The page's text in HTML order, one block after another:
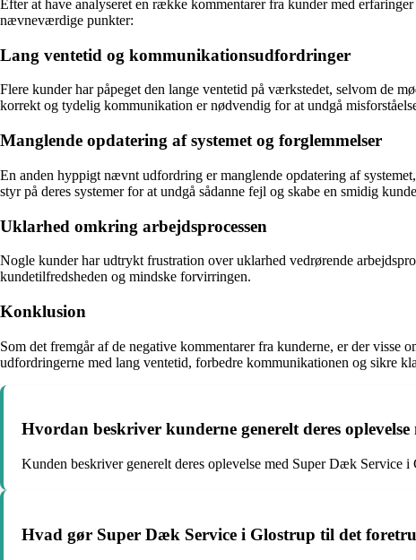
Efter at have analyseret en række kommentarer fra kunder med
nævneværdige punkter:
Lang ventetid og kommunikationsudfordringer
Flere kunder har påpeget den lange ventetid på værkstedet, selvom de
korrekt og tydelig kommunikation er nødvendig for at undgå
Manglende opdatering af systemet og forglemmelser
En anden hyppigt nævnt udfordring er manglende opdatering af
styr på deres systemer for at undgå sådanne fejl og skabe en smidig
Uklarhed omkring arbejdsprocessen
Nogle kunder har udtrykt frustration over uklarhed vedrørende
kundetilfredsheden og mindske forvirringen.
Konklusion
Som det fremgår af de negative kommentarer fra kunderne, er der visse
udfordringerne med lang ventetid, forbedre kommunikationen og sikre
Hvordan beskriver kunderne generelt deres
Kunden beskriver generelt deres oplevelse med Super Dæk Service
Hvad gør Super Dæk Service i Glostrup til det